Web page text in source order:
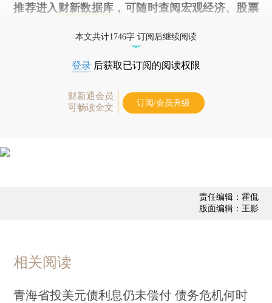
推荐进入 财新数据库 ，可随时查阅宏观经济、股票
本文共计1746字 订阅后继续阅读
登录 后获取已订阅的阅读权限
财新通会员
可畅读全文
订阅/会员升级
责任编辑：霍侃
版面编辑：王影
相关阅读
青海省投美元债利息仍未偿付 债务危机何时